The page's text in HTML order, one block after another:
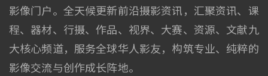
影像门户。全天候更新前沿摄影资讯，汇聚资讯、课
程、器材、行摄、作品、视界、大赛、资源、文献九
大核心频道，服务全球华人影友，构筑专业、纯粹的
影像交流与创作成长阵地。